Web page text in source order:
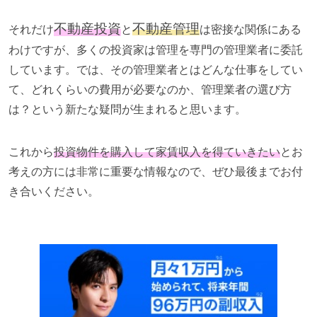
それだけ不動産投資と不動産管理は密接な関係にある
わけですが、多くの投資家は管理を専門の管理業者に委託
しています。では、その管理業者とはどんな仕事をしてい
て、どれくらいの費用が必要なのか、管理業者の選び方
は？という新たな疑問が生まれると思います。
これから投資物件を購入して家賃収入を得ていきたいとお
考えの方には非常に重要な情報なので、ぜひ最後までお付
き合いください。